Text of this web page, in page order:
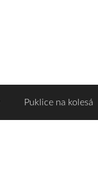
Puklice na kolesá